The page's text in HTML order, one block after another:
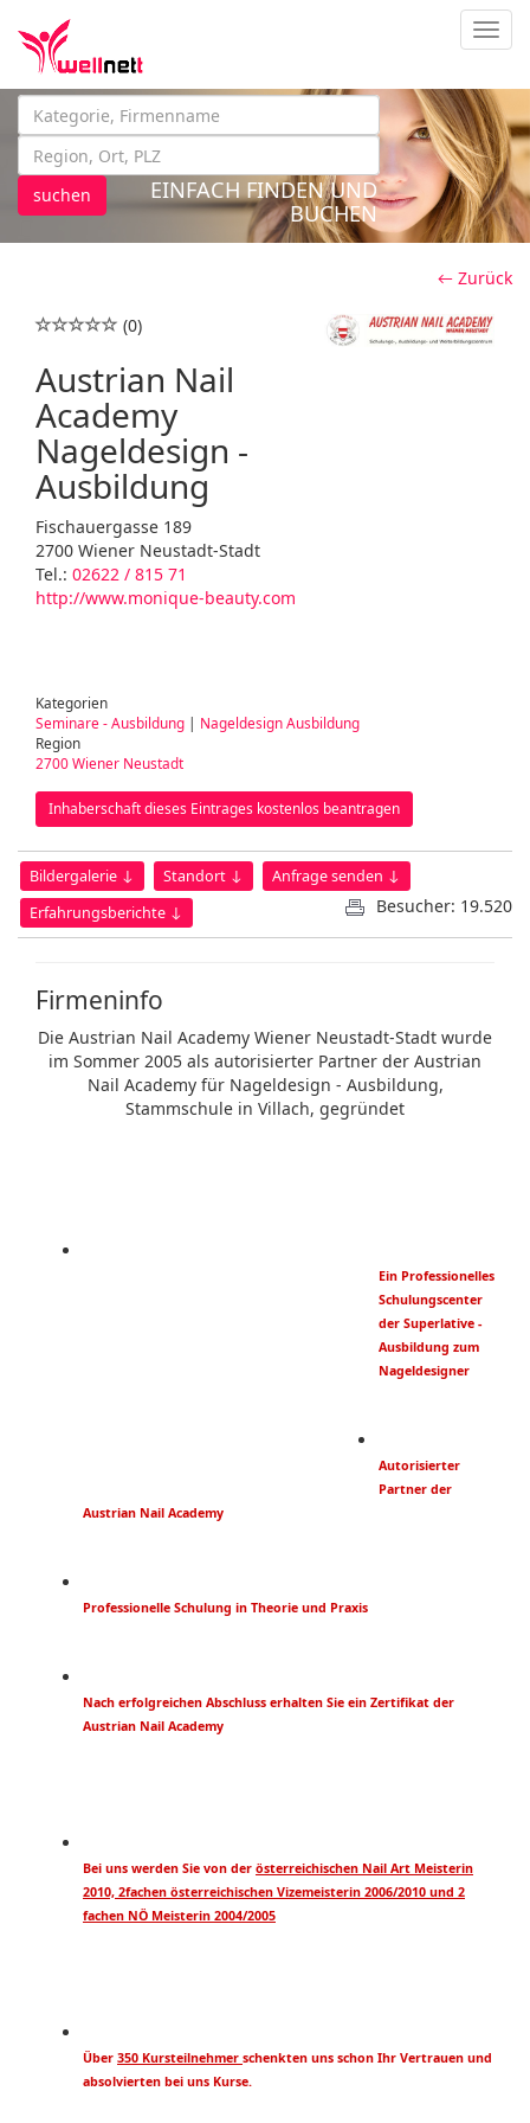
suchen
EINFACH FINDEN UND
BUCHEN
← Zurück
(0)
Austrian Nail
Academy
Nageldesign -
Ausbildung
Fischauergasse 189
2700 Wiener Neustadt-Stadt
Tel.: 02622 / 815 71
http://www.monique-beauty.com
Kategorien
Seminare - Ausbildung | Nageldesign Ausbildung
Region
2700 Wiener Neustadt
Inhaberschaft dieses Eintrages kostenlos beantragen
Bildergalerie ↓ Standort ↓
Anfrage senden ↓
Erfahrungsberichte ↓
Besucher: 19.520
Firmeninfo
Die Austrian Nail Academy Wiener Neustadt-Stadt wurde
im Sommer 2005 als autorisierter Partner der Austrian
Nail Academy für Nageldesign - Ausbildung,
Stammschule in Villach, gegründet
Ein Professionelles
Schulungscenter
der Superlative -
Ausbildung zum
Nageldesigner
Autorisierter
Partner der
Austrian Nail Academy
Professionelle Schulung in Theorie und Praxis
Nach erfolgreichen Abschluss erhalten Sie ein Zertifikat der
Austrian Nail Academy
Bei uns werden Sie von der österreichischen Nail Art Meisterin
2010, 2fachen österreichischen Vizemeisterin 2006/2010 und 2
fachen NÖ Meisterin 2004/2005
Über 350 Kursteilnehmer schenkten uns schon Ihr Vertrauen und
absolvierten bei uns Kurse.